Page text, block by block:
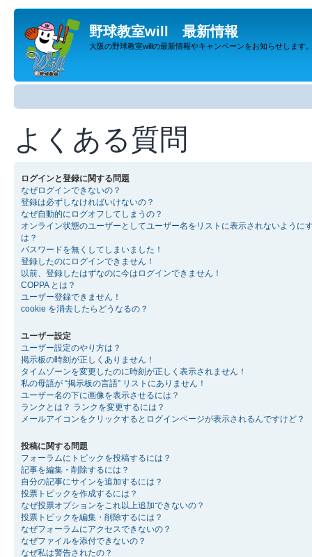
野球教室will 最新情報
大阪の野球教室willの最新情報やキャンペーンをお知らせします
よくある質問
ログインと登録に関する問題
なぜログインできないの？
登録は必ずしなければいけないの？
なぜ自動的にログオフしてしまうの？
オンライン状態のユーザーとしてユーザー名をリストに表示されないように
は？
パスワードを無くしてしまいました！
登録したのにログインできません！
以前、登録したはずなのに今はログインできません！
COPPA とは？
ユーザー登録できません！
cookie を消去したらどうなるの？
ユーザー設定
ユーザー設定のやり方は？
掲示板の時刻が正しくありません！
タイムゾーンを変更したのに時刻が正しく表示されません！
私の母語が “掲示板の言語” リストにありません！
ユーザー名の下に画像を表示させるには？
ランクとは？ ランクを変更するには？
メールアイコンをクリックするとログインページが表示されるんですけど？
投稿に関する問題
フォーラムにトピックを投稿するには？
記事を編集・削除するには？
自分の記事にサインを追加するには？
投票トピックを作成するには？
なぜ投票オプションをこれ以上追加できないの？
投票トピックを編集・削除するには？
なぜフォーラムにアクセスできないの？
なぜファイルを添付できないの？
なぜ私は警告されたの？